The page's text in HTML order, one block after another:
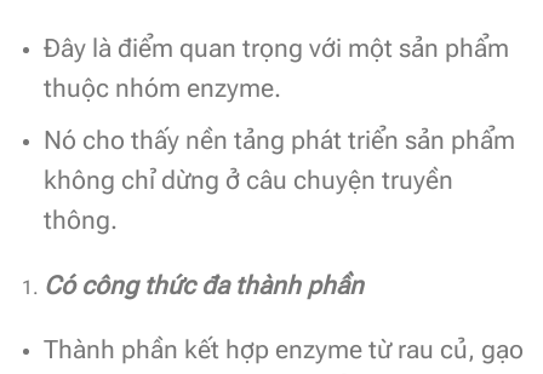
Đây là điểm quan trọng với một sản phẩm
thuộc nhóm enzyme.
Nó cho thấy nền tảng phát triển sản phẩm
không chỉ dừng ở câu chuyện truyền
thông.
Có công thức đa thành phần
Thành phần kết hợp enzyme từ rau củ, gạo